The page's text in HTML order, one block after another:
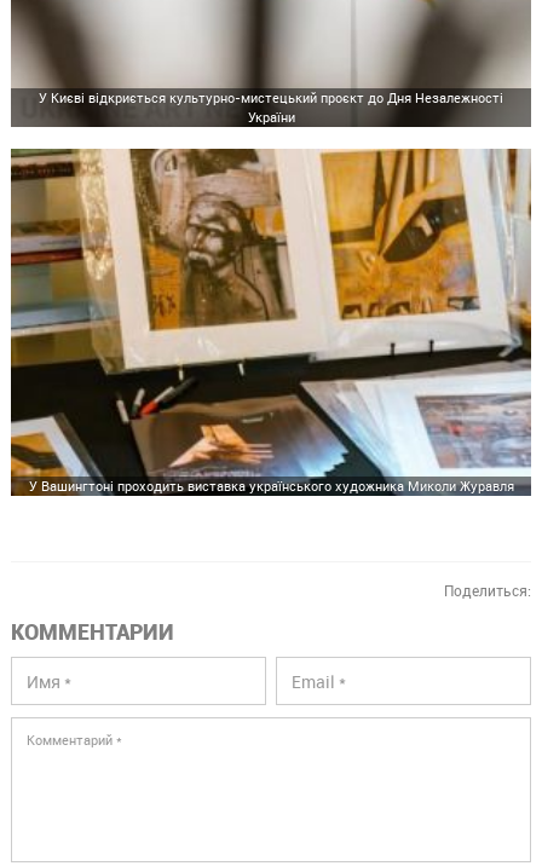
У Києві відкриється культурно-мистецький проєкт до Дня Незалежності
України
У Вашингтоні проходить виставка українського художника Миколи Журавля
Поделиться:
КОММЕНТАРИИ